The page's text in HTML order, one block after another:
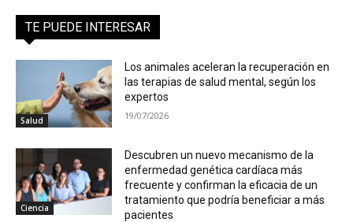
TE PUEDE INTERESAR
Salud
Los animales aceleran la recuperación en
las terapias de salud mental, según los
expertos
19/07/2026
Ciencia
Descubren un nuevo mecanismo de la
enfermedad genética cardíaca más
frecuente y confirman la eficacia de un
tratamiento que podría beneficiar a más
pacientes